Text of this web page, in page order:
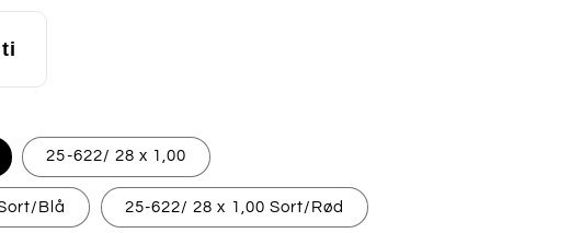
25-622/ 28 x 1,00
Blå 25-622/ 28 x 1,00 Sort/Rød